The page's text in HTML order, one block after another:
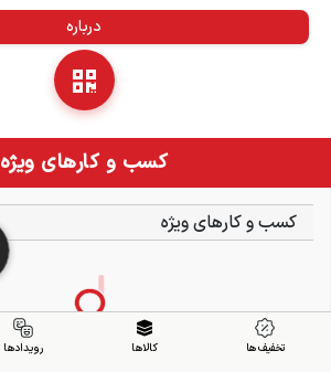
درباره
کسب و کارهای ویژه
کسب و کارهای ویژه
تخفیف ها کالاها رویدادها